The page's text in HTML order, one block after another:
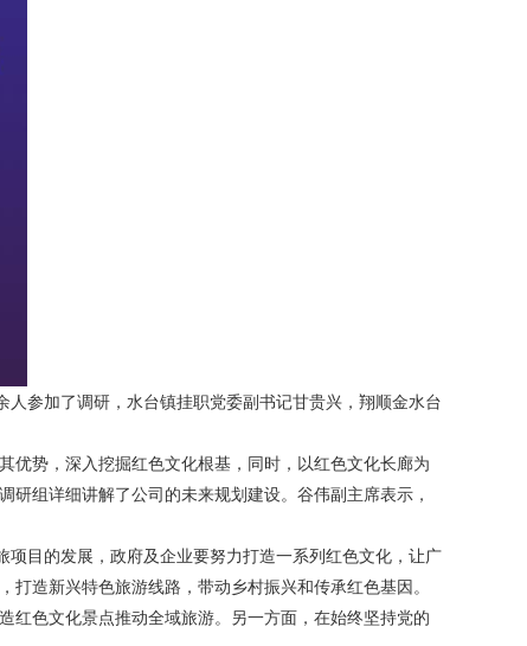
参加了调研，水台镇挂职党委副书记甘贵兴，翔顺金水台
势，深入挖掘红色文化根基，同时，以红色文化长廊为
组详细讲解了公司的未来规划建设。谷伟副主席表示，
目的发展，政府及企业要努力打造一系列红色文化，让广
造新兴特色旅游线路，带动乡村振兴和传承红色基因。
色文化景点推动全域旅游。另一方面，在始终坚持党的